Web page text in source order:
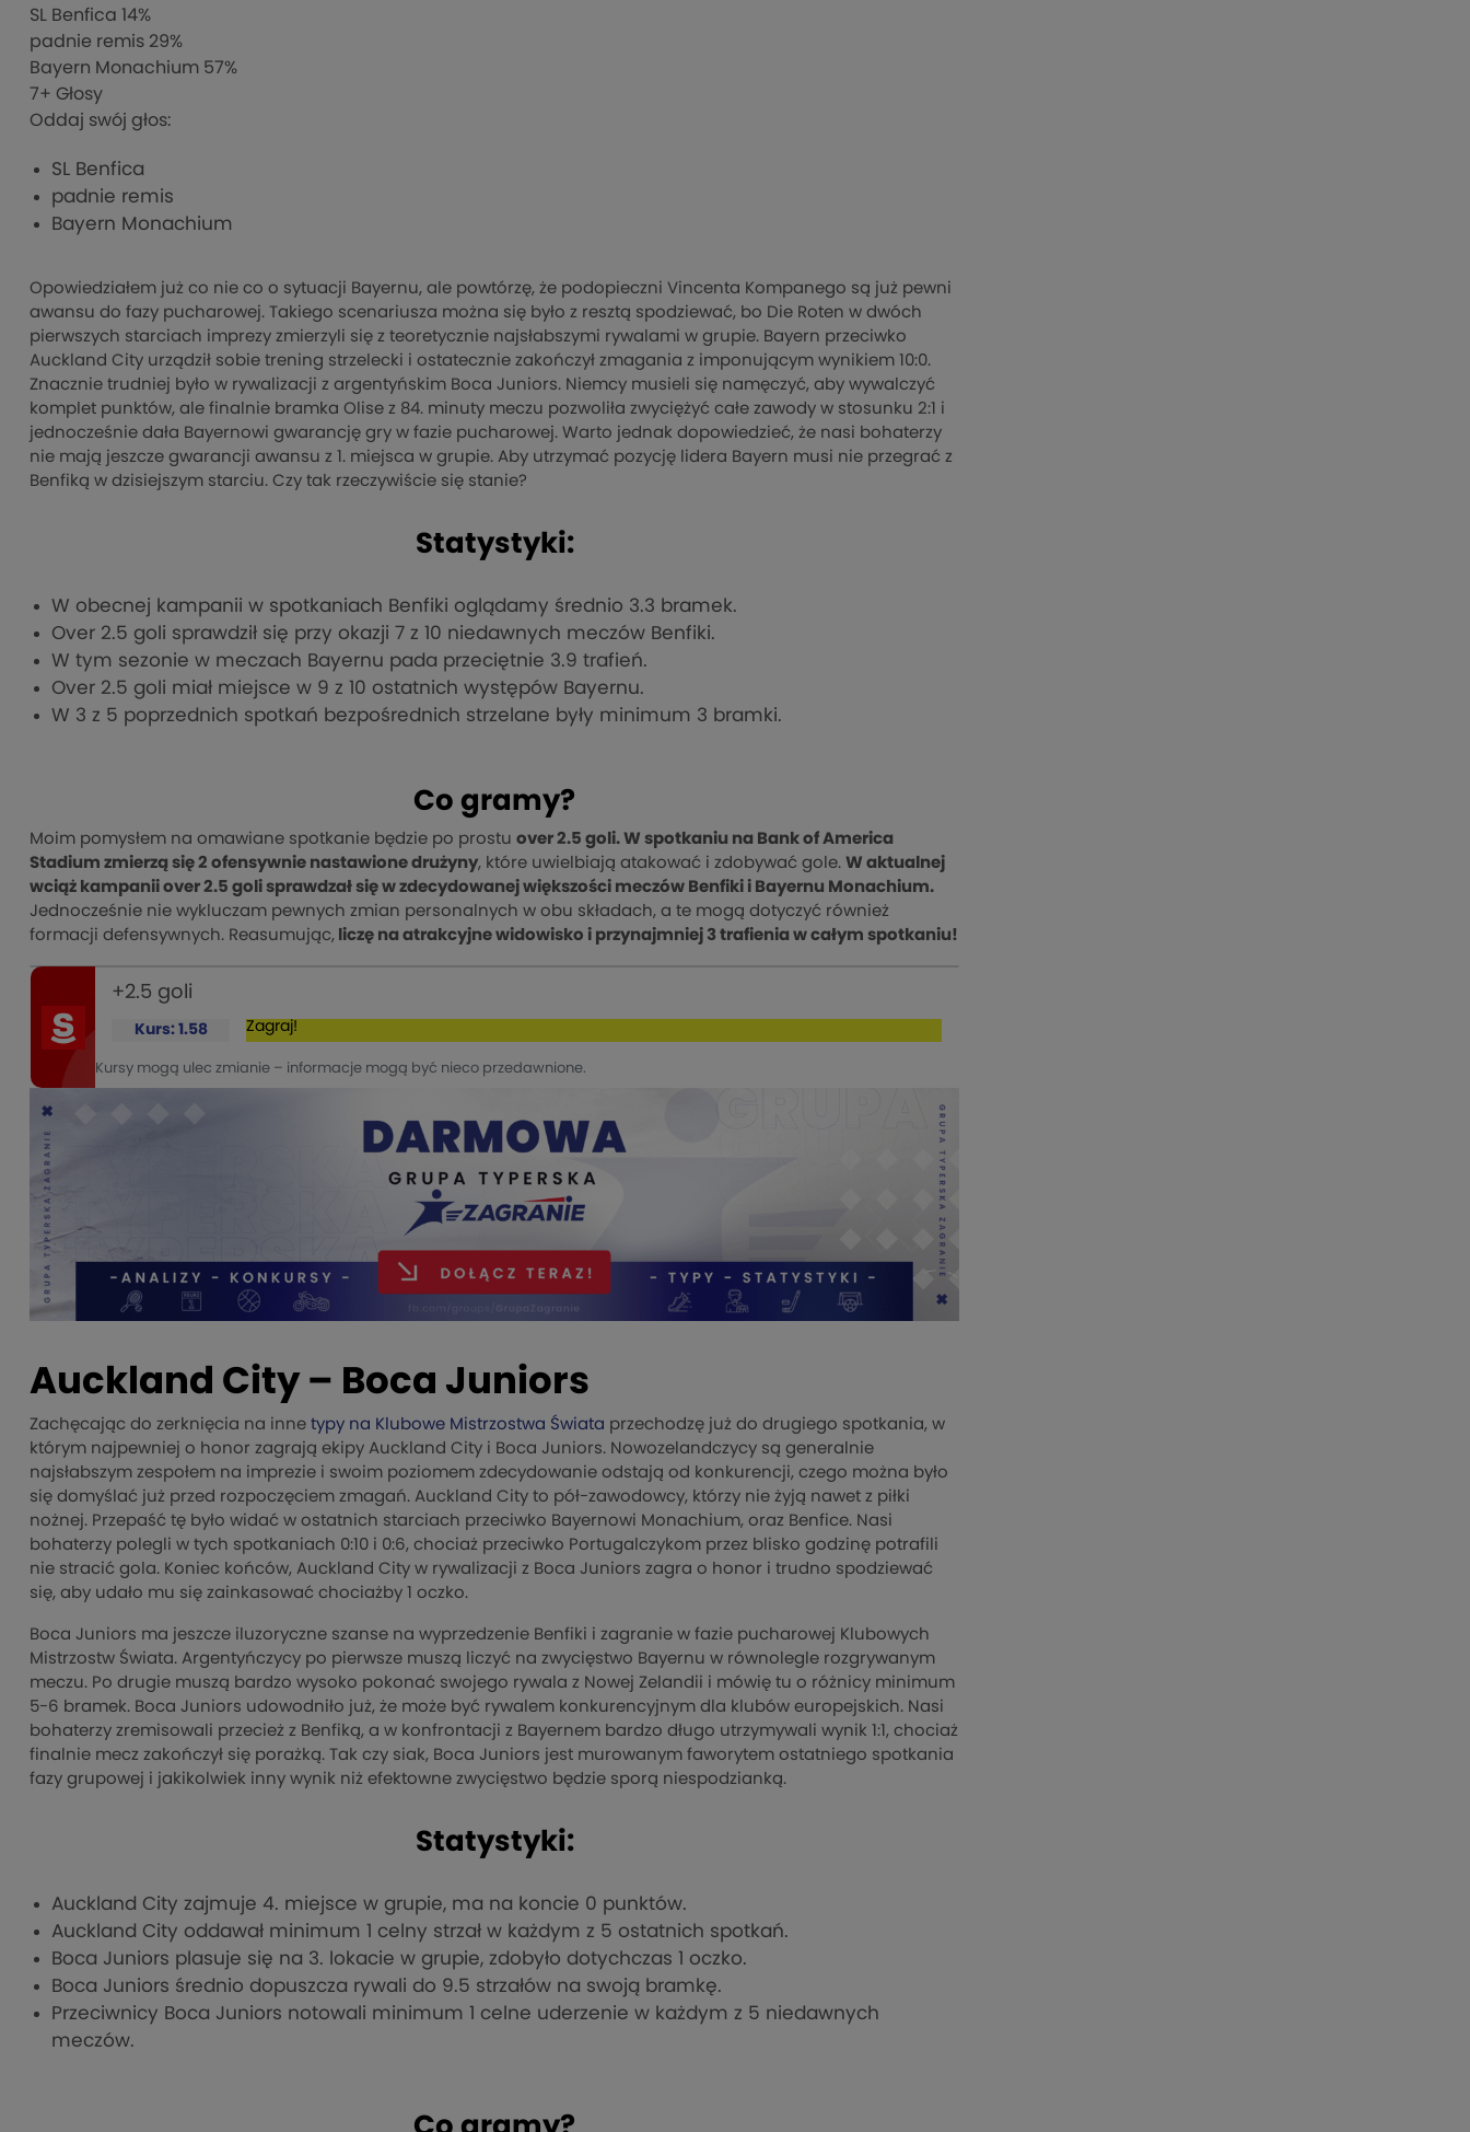
SL Benfica 14%
padnie remis 29%
Bayern Monachium 57%
7+ Głosy
Oddaj swój głos:
SL Benfica
padnie remis
Bayern Monachium
Opowiedziałem już co nie co o sytuacji Bayernu, ale powtórzę, że podopieczni Vincenta Kompanego są już pewni
awansu do fazy pucharowej. Takiego scenariusza można się było z resztą spodziewać, bo Die Roten w dwóch
pierwszych starciach imprezy zmierzyli się z teoretycznie najsłabszymi rywalami w grupie. Bayern przeciwko
Auckland City urządził sobie trening strzelecki i ostatecznie zakończył zmagania z imponującym wynikiem 10:0.
Znacznie trudniej było w rywalizacji z argentyńskim Boca Juniors. Niemcy musieli się namęczyć, aby wywalczyć
komplet punktów, ale finalnie bramka Olise z 84. minuty meczu pozwoliła zwyciężyć całe zawody w stosunku 2:1 i
jednocześnie dała Bayernowi gwarancję gry w fazie pucharowej. Warto jednak dopowiedzieć, że nasi bohaterzy
nie mają jeszcze gwarancji awansu z 1. miejsca w grupie. Aby utrzymać pozycję lidera Bayern musi nie przegrać z
Benfiką w dzisiejszym starciu. Czy tak rzeczywiście się stanie?
Statystyki:
W obecnej kampanii w spotkaniach Benfiki oglądamy średnio 3.3 bramek.
Over 2.5 goli sprawdził się przy okazji 7 z 10 niedawnych meczów Benfiki.
W tym sezonie w meczach Bayernu pada przeciętnie 3.9 trafień.
Over 2.5 goli miał miejsce w 9 z 10 ostatnich występów Bayernu.
W 3 z 5 poprzednich spotkań bezpośrednich strzelane były minimum 3 bramki.
Co gramy?
Moim pomysłem na omawiane spotkanie będzie po prostu over 2.5 goli. W spotkaniu na Bank of America
Stadium zmierzą się 2 ofensywnie nastawione drużyny, które uwielbiają atakować i zdobywać gole. W aktualnej
wciąż kampanii over 2.5 goli sprawdzał się w zdecydowanej większości meczów Benfiki i Bayernu Monachium.
Jednocześnie nie wykluczam pewnych zmian personalnych w obu składach, a te mogą dotyczyć również
formacji defensywnych. Reasumując, liczę na atrakcyjne widowisko i przynajmniej 3 trafienia w całym spotkaniu!
+2.5 goli
Kurs: 1.58 Zagraj!
Kursy mogą ulec zmianie – informacje mogą być nieco przedawnione.
Auckland City – Boca Juniors
Zachęcając do zerknięcia na inne typy na Klubowe Mistrzostwa Świata przechodzę już do drugiego spotkania, w
którym najpewniej o honor zagrają ekipy Auckland City i Boca Juniors. Nowozelandczycy są generalnie
najsłabszym zespołem na imprezie i swoim poziomem zdecydowanie odstają od konkurencji, czego można było
się domyślać już przed rozpoczęciem zmagań. Auckland City to pół-zawodowcy, którzy nie żyją nawet z piłki
nożnej. Przepaść tę było widać w ostatnich starciach przeciwko Bayernowi Monachium, oraz Benfice. Nasi
bohaterzy polegli w tych spotkaniach 0:10 i 0:6, chociaż przeciwko Portugalczykom przez blisko godzinę potrafili
nie stracić gola. Koniec końców, Auckland City w rywalizacji z Boca Juniors zagra o honor i trudno spodziewać
się, aby udało mu się zainkasować chociażby 1 oczko.
Boca Juniors ma jeszcze iluzoryczne szanse na wyprzedzenie Benfiki i zagranie w fazie pucharowej Klubowych
Mistrzostw Świata. Argentyńczycy po pierwsze muszą liczyć na zwycięstwo Bayernu w równolegle rozgrywanym
meczu. Po drugie muszą bardzo wysoko pokonać swojego rywala z Nowej Zelandii i mówię tu o różnicy minimum
5-6 bramek. Boca Juniors udowodniło już, że może być rywalem konkurencyjnym dla klubów europejskich. Nasi
bohaterzy zremisowali przecież z Benfiką, a w konfrontacji z Bayernem bardzo długo utrzymywali wynik 1:1, chociaż
finalnie mecz zakończył się porażką. Tak czy siak, Boca Juniors jest murowanym faworytem ostatniego spotkania
fazy grupowej i jakikolwiek inny wynik niż efektowne zwycięstwo będzie sporą niespodzianką.
Statystyki:
Auckland City zajmuje 4. miejsce w grupie, ma na koncie 0 punktów.
Auckland City oddawał minimum 1 celny strzał w każdym z 5 ostatnich spotkań.
Boca Juniors plasuje się na 3. lokacie w grupie, zdobyło dotychczas 1 oczko.
Boca Juniors średnio dopuszcza rywali do 9.5 strzałów na swoją bramkę.
Przeciwnicy Boca Juniors notowali minimum 1 celne uderzenie w każdym z 5 niedawnych
meczów.
Co gramy?